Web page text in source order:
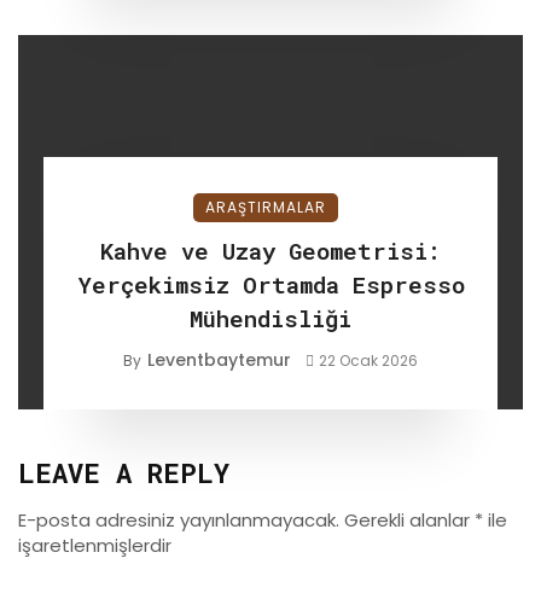
ARAŞTIRMALAR
Kahve ve Uzay Geometrisi:
Yerçekimsiz Ortamda Espresso
Mühendisliği
By Leventbaytemur 22 Ocak 2026
LEAVE A REPLY
E-posta adresiniz yayınlanmayacak. Gerekli alanlar * ile
işaretlenmişlerdir